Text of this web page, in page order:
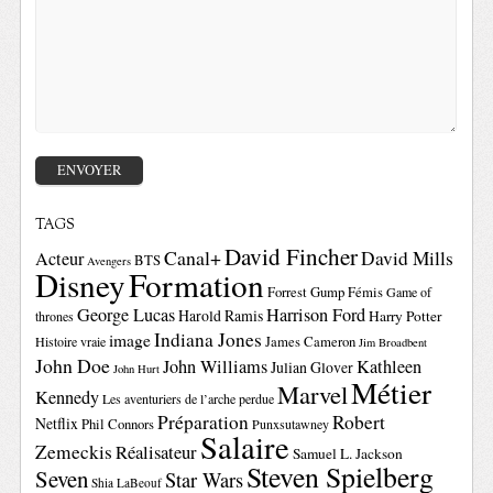
TAGS
Acteur Avengers BTSCanal+David FincherDavid Mills
DisneyFormationForrest GumpFémis Game of
thrones George LucasHarold RamisHarrison FordHarry Potter
Histoire vraie imageIndiana Jones James Cameron Jim Broadbent
John Doe John Hurt John WilliamsJulian GloverKathleen
Kennedy Les aventuriers de l’arche perdue MarvelMétier
NetflixPhil ConnorsPréparation Punxsutawney Robert
ZemeckisRéalisateurSalaire Samuel L. Jackson
Seven Shia LaBeouf Star WarsSteven Spielberg